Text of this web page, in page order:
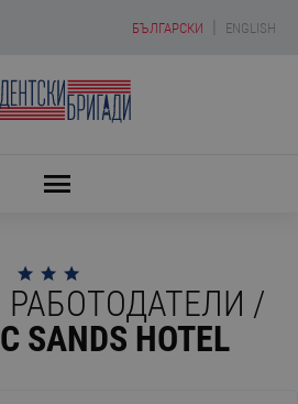
БЪЛГАРСКИ ENGLISH
/
SANDS HOTEL